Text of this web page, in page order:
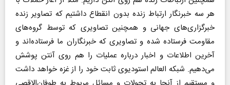
هر سه خبرنگار ارتباط زنده بدون انقطاع داشتیم که تصاویر زنده
خبرگزاری‌های جهانی و همچنین تصاویری که توسط گروه‌های
مقاومت فرستاده شده و تصاویری که خبرنگاران ما فرستاده‌اند و
آخرین اطلاعات و اخبار درباره عملیات را هم روی آنتن پوشش
می‌دهیم. شبکه العالم استودیوی ثابت خود را از غزه خواهد داشت